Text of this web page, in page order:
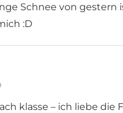
Schnee von gestern
:D
klasse – ich liebe die